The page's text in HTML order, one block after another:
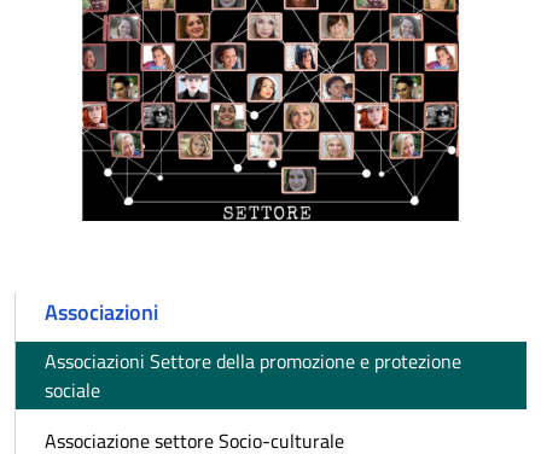
Associazioni
Associazioni Settore della promozione e protezione
sociale
Associazione settore Socio-culturale